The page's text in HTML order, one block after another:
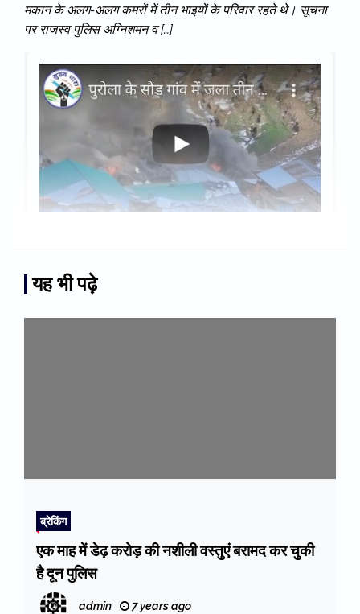
मकान के अलग-अलग कमरों में तीन भाइयों के परिवार रहते थे। सूचना
पर राजस्व पुलिस अग्निशमन व […]
यह भी पढ़े
ब्रेकिंग
एक माह में डेढ़ करोड़ की नशीली वस्तुएं बरामद कर चुकी
है दून पुलिस
admin 7 years ago